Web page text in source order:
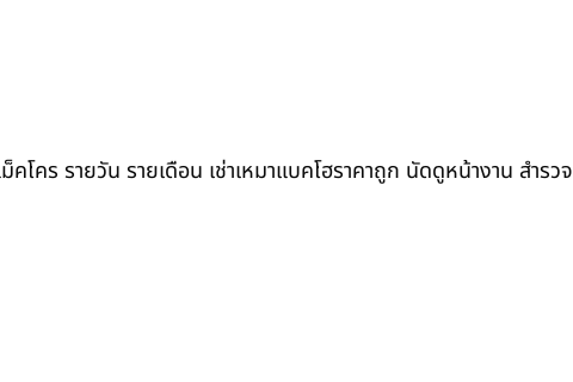
โคร รายวัน รายเดือน เช่าเหมาแบคโฮราคาถูก นัดดูหน้างาน สำรวจ